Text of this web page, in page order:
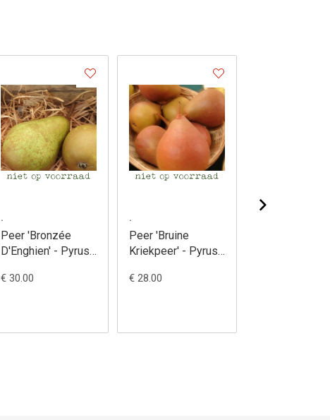
.
Peer 'Bronzée
D'Enghien' - Pyrus
€ 30.00
.
Peer 'Bruine
Kriekpeer' - Pyrus
€ 28.00